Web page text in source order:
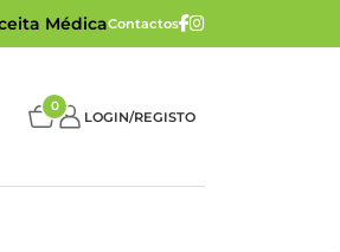
MédicaContactos
0
LOGIN/REGISTO